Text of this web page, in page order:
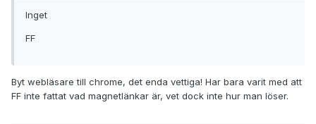
Inget
FF
Byt webläsare till chrome, det enda vettiga! Har bara varit med att
FF inte fattat vad magnetlänkar är, vet dock inte hur man löser.